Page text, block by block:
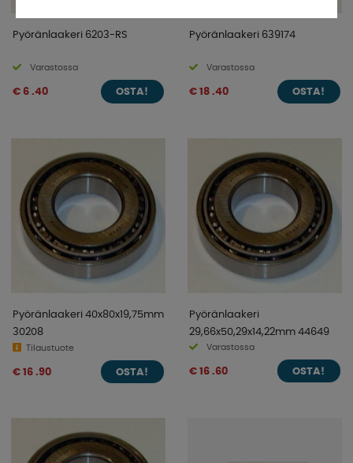
Pyöränlaakeri 6203-RS
Varastossa
€ 6 .40 OSTA!
Pyöränlaakeri 639174
Varastossa
€ 18 .40 OSTA!
Pyöränlaakeri 40x80x19,75mm
30208
Tilaustuote
€ 16 .90 OSTA!
Pyöränlaakeri
29,66x50,29x14,22mm 44649
Varastossa
€ 16 .60 OSTA!